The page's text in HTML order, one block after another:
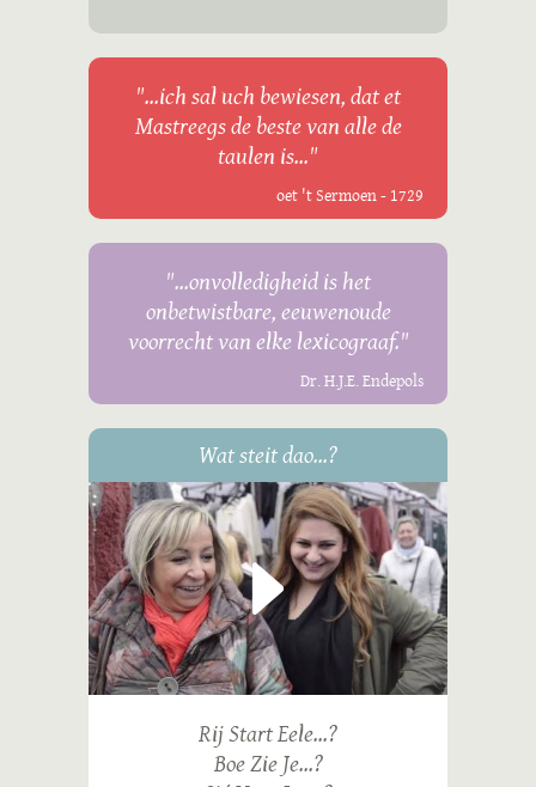
"...ich sal uch bewiesen, dat et
Mastreegs de beste van alle de
taulen is..."
oet 't Sermoen - 1729
"...onvolledigheid is het
onbetwistbare, eeuwenoude
voorrecht van elke lexicograaf."
Dr. H.J.E. Endepols
Wat steit dao...?
Rij Start Eele...?
Boe Zie Je...?